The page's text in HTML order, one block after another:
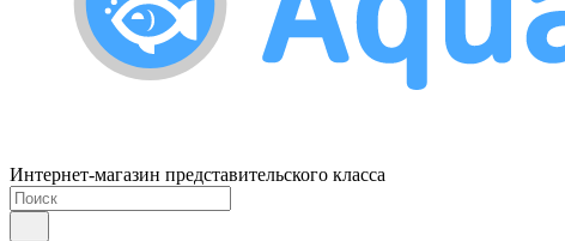
Интернет-магазин представительского класса